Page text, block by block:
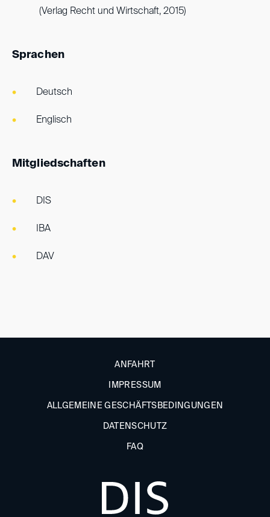
(Verlag Recht und Wirtschaft, 2015)
Sprachen
Deutsch
Englisch
Mitgliedschaften
DIS
IBA
DAV
ANFAHRT
IMPRESSUM
ALLGEMEINE GESCHÄFTSBEDINGUNGEN
DATENSCHUTZ
FAQ